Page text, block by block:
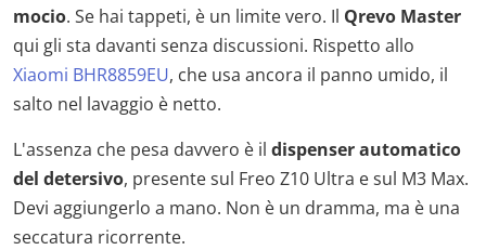
mocio. Se hai tappeti, è un limite vero. Il Qrevo Master
qui gli sta davanti senza discussioni. Rispetto allo
Xiaomi BHR8859EU, che usa ancora il panno umido, il
salto nel lavaggio è netto.
L'assenza che pesa davvero è il dispenser automatico
del detersivo, presente sul Freo Z10 Ultra e sul M3 Max.
Devi aggiungerlo a mano. Non è un dramma, ma è una
seccatura ricorrente.